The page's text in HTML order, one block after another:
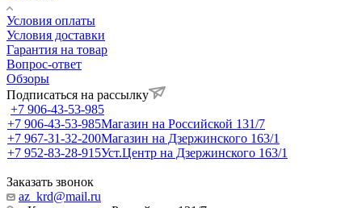
Условия оплаты
Условия доставки
Гарантия на товар
Вопрос-ответ
Обзоры
Подписаться на рассылку
+7 906-43-53-985
+7 906-43-53-985Магазин на Российской 131/7
+7 967-31-32-200Магазин на Дзержинского 163/1
+7 952-83-28-915Уст.Центр на Дзержинского 163/1
Заказать звонок
az_krd@mail.ru